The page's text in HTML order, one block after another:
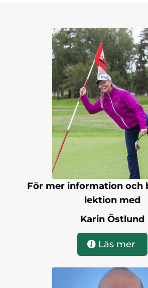
För mer information och
lektion med
Karin Östlund
Läs mer